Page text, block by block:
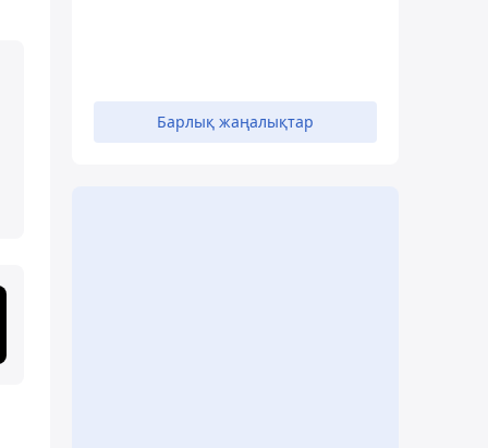
Барлық жаңалықтар